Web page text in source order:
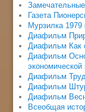
Газета
Мурзилка 1979
Диафильм
Диафильм Как
Диафильм
экономической
Диафильм
Диафильм
Диафильм
Всеобщая